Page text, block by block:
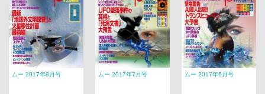
ムー 2017年8月号 ムー 2017年7月号 ムー 2017年6月号